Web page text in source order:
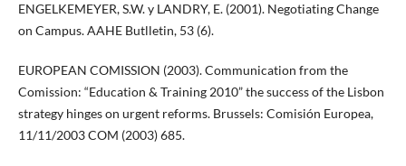
ENGELKEMEYER, S.W. y LANDRY, E. (2001). Negotiating Change
on Campus. AAHE Butlletin, 53 (6).
EUROPEAN COMISSION (2003). Communication from the
Comission: “Education & Training 2010” the success of the Lisbon
strategy hinges on urgent reforms. Brussels: Comisión Europea,
11/11/2003 COM (2003) 685.